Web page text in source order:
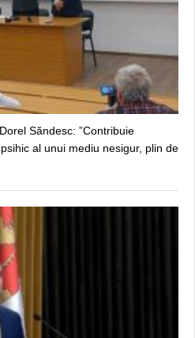
Săndesc: ”Contribuie
al unui mediu nesigur, plin de